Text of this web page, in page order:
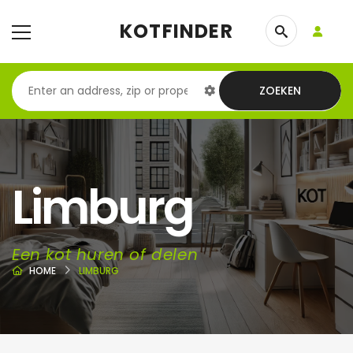
KOTFINDER
ZOEKEN
Limburg
Een kot huren of delen
HOME LIMBURG